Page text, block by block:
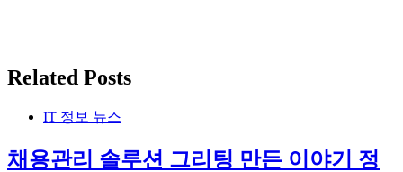
Related Posts
IT 정보 뉴스
채용관리 솔루션 그리팅 만든 이야기 정